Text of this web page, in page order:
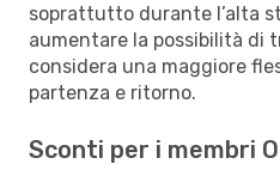
soprattutto durante l’alta
aumentare la possibilità di
considera una maggiore
partenza e ritorno.
Sconti per i membri